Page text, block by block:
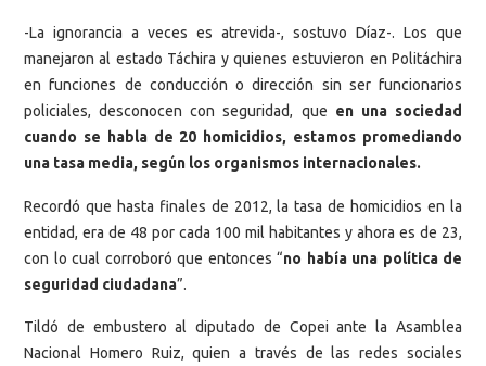
-La ignorancia a veces es atrevida-, sostuvo Díaz-. Los que
manejaron al estado Táchira y quienes estuvieron en Politáchira
en funciones de conducción o dirección sin ser funcionarios
policiales, desconocen con seguridad, que en una sociedad
cuando se habla de 20 homicidios, estamos promediando
una tasa media, según los organismos internacionales.
Recordó que hasta finales de 2012, la tasa de homicidios en la
entidad, era de 48 por cada 100 mil habitantes y ahora es de 23,
con lo cual corroboró que entonces “no había una política de
seguridad ciudadana”.
Tildó de embustero al diputado de Copei ante la Asamblea
Nacional Homero Ruiz, quien a través de las redes sociales